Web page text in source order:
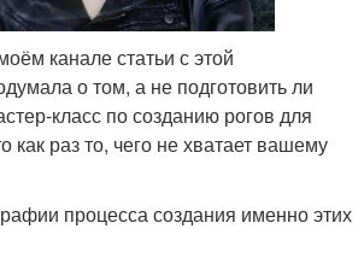
канале статьи с этой
о том, а не подготовить ли
класс по созданию рогов для
как раз то, чего не хватает вашему
процесса создания именно этих